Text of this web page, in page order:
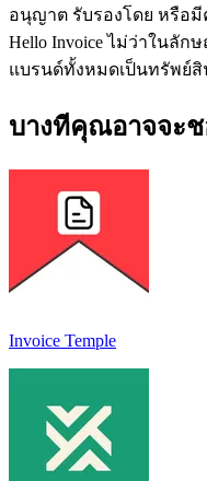
อนุญาต รับรองโดย หรือมี
Hello Invoice ไม่ว่าในลั
แบรนด์ทั้งหมดเป็นทรัพย์สิ
บางทีคุณอาจจะ
Invoice Temple